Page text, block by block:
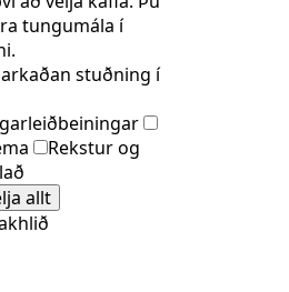
tungumála í
stuðning í
Rekstur og
allt